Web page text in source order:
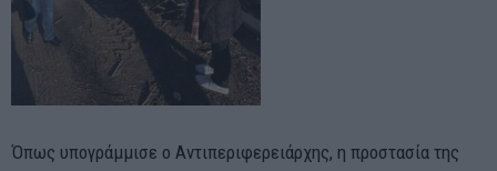
Όπως υπογράμμισε ο Αντιπεριφερειάρχης, η προστασία της